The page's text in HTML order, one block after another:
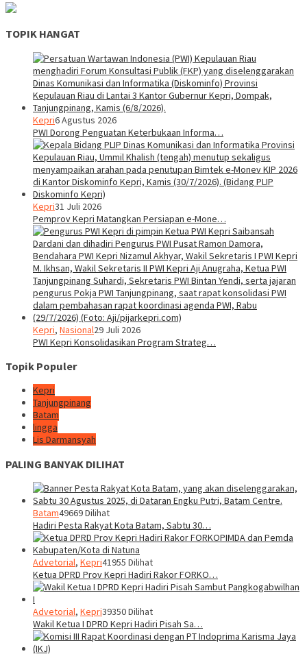
TOPIK HANGAT
Kepri6 Agustus 2026
PWI Dorong Penguatan Keterbukaan Informa…
Kepri31 Juli 2026
Pemprov Kepri Matangkan Persiapan e-Mone…
Kepri, Nasional29 Juli 2026
PWI Kepri Konsolidasikan Program Strateg…
Topik Populer
Kepri
Tanjungpinang
Batam
lingga
Lis Darmansyah
PALING BANYAK DILIHAT
Batam49669 Dilihat
Hadiri Pesta Rakyat Kota Batam, Sabtu 30…
Advetorial, Kepri41955 Dilihat
Ketua DPRD Prov Kepri Hadiri Rakor FORKO…
Advetorial, Kepri39350 Dilihat
Wakil Ketua I DPRD Kepri Hadiri Pisah Sa…